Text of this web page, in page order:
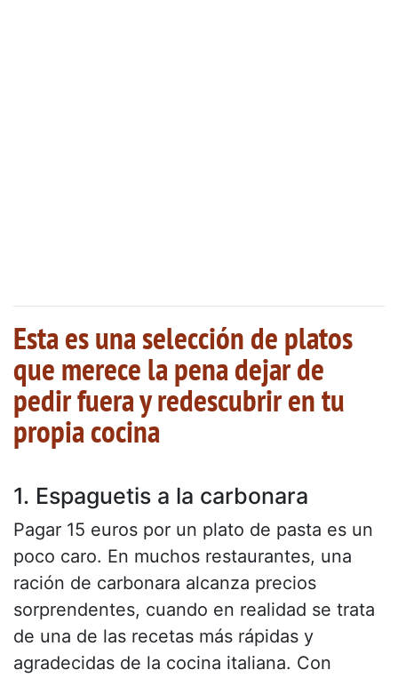
Esta es una selección de platos
que merece la pena dejar de
pedir fuera y redescubrir en tu
propia cocina
1. Espaguetis a la carbonara
Pagar 15 euros por un plato de pasta es un
poco caro. En muchos restaurantes, una
ración de carbonara alcanza precios
sorprendentes, cuando en realidad se trata
de una de las recetas más rápidas y
agradecidas de la cocina italiana. Con